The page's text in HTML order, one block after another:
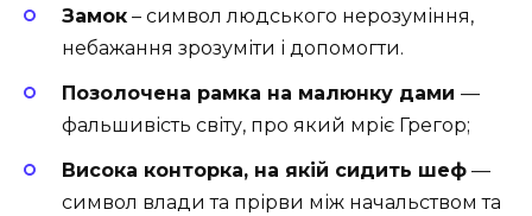
Замок – символ людського нерозуміння,
небажання зрозуміти і допомогти.
Позолочена рамка на малюнку дами —
фальшивість світу, про який мріє Грегор;
Висока конторка, на якій сидить шеф —
символ влади та прірви між начальством та